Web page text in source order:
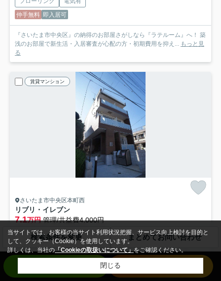
仲手無料 即入居可
『さいたま市中央区』の納得のお部屋さがしなら『ラテルーム』へ！ 築
浅のお部屋で新生活・入居審査が心配の方・初期費用を抑え...
もっと見
る
賃貸マンション
さいたま市中央区本町西
リブリ・イレブン
7.1万円管理/共益費4,000円
1階 / 26.08㎡ / 1K /築9年
京浜東北線「さいたま新都心」駅 徒歩20分
埼京線「北与野」駅 徒歩13分
バス・トイレ別 室内洗濯機置場 エアコン
バルコニー
検索条件を変更 まとめてお問い合わせ
当サイトでは、お客様の当サイト利用状況把握、サービス向上検討を目的と
して、クッキー（Cookie）を使用しています。
詳しくは、当社の「Cookieの取扱いについて」をご確認ください。
閉じる